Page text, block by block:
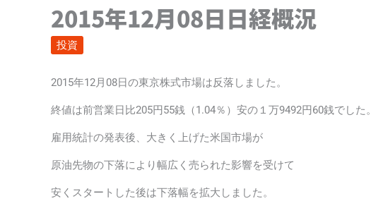
2015年12月08日日経概況
投資
2015年12月08日の東京株式市場は反落しました。
終値は前営業日比205円55銭（1.04％）安の１万9492円60銭でした。
雇用統計の発表後、大きく上げた米国市場が
原油先物の下落により幅広く売られた影響を受けて
安くスタートした後は下落幅を拡大しました。